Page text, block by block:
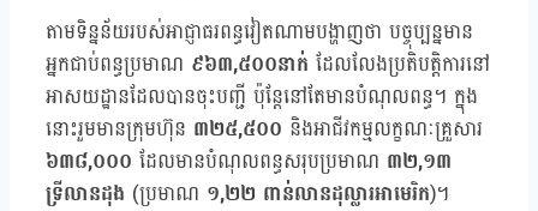
តាមទិន្នន័យរបស់អាជ្ញាធរពន្ធវៀតណាមបង្ហាញថា បច្ចុប្បន្នមាន
អ្នកជាប់ពន្ធប្រមាណ ៩៦៣,៥០០នាក់ ដែលលែងប្រតិបត្តិការនៅ
អាសយដ្ឋានដែលបានចុះបញ្ជី ប៉ុន្តែនៅតែមានបំណុលពន្ធ។ ក្នុង
នោះរួមមានក្រុមហ៊ុន ៣២៥,៥០០ និងអាជីវកម្មលក្ខណៈគ្រួសារ
៦៣៨,០០០ ដែលមានបំណុលពន្ធសរុបប្រមាណ ៣២,១៣
ទ្រីលានដុង (ប្រមាណ ១,២២ ពាន់លានដុល្លារអាមេរិក)។